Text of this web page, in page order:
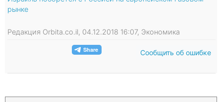
рынке
Редакция Orbita.co.il, 04.12.2018 16:07, Экономика
Сообщить об ошибке